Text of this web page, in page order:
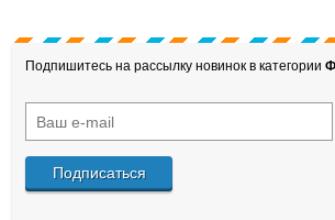
Подпишитесь на рассылку новинок в категории
Подписаться